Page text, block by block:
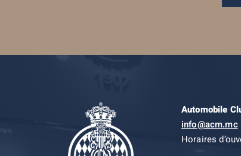
Automobile
info@acm.mc
Horaires